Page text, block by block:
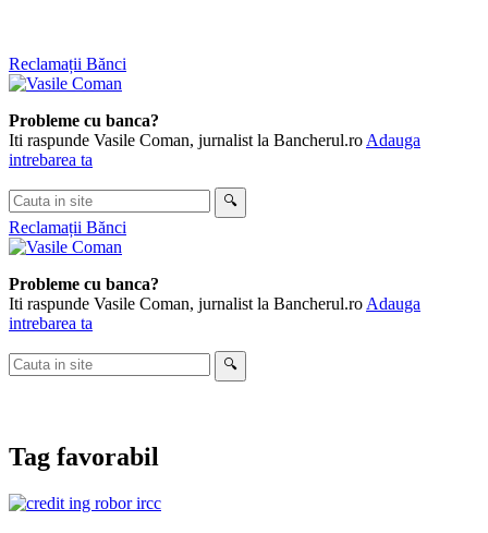
Skip
to
Reclamații Bănci
Probleme cu banca?
Iti raspunde Vasile Coman, jurnalist la Bancherul.ro Adauga
intrebarea ta
Cauta
in
site
🔍
Reclamații Bănci
Probleme cu banca?
Iti raspunde Vasile Coman, jurnalist la Bancherul.ro Adauga
intrebarea ta
Cauta
in
🔍
Tag favorabil